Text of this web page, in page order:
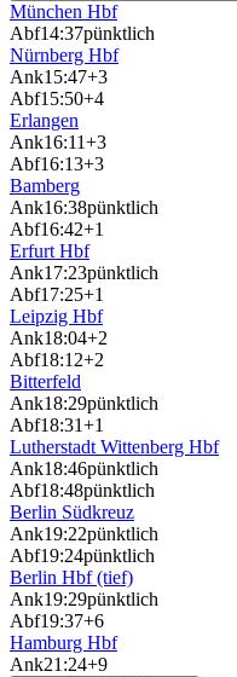
München Hbf
Abf14:37pünktlich
Nürnberg Hbf
Ank15:47+3
Abf15:50+4
Erlangen
Ank16:11+3
Abf16:13+3
Bamberg
Ank16:38pünktlich
Abf16:42+1
Erfurt Hbf
Ank17:23pünktlich
Abf17:25+1
Leipzig Hbf
Ank18:04+2
Abf18:12+2
Bitterfeld
Ank18:29pünktlich
Abf18:31+1
Lutherstadt Wittenberg Hbf
Ank18:46pünktlich
Abf18:48pünktlich
Berlin Südkreuz
Ank19:22pünktlich
Abf19:24pünktlich
Berlin Hbf (tief)
Ank19:29pünktlich
Abf19:37+6
Hamburg Hbf
Ank21:24+9